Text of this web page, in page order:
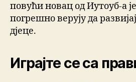
повући новац од Иутоуб-а
погрешно верују да
дјеце.
Играјте се са